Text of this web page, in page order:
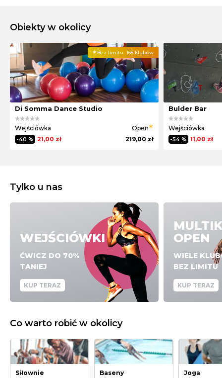
Obiekty w okolicy
Bez limitu: 165 klubów
Di Somma Dance Studio
Wejściówka
-40 % 21,00 zł
Open
219,00 zł
Bulder Bar
Wejściówka
-54 % 11,00 zł
Tylko u nas
WEJŚCIÓWKI
ĆWICZ DO 70%
TANIEJ
KUP TERAZ
OPEN
WIELE
BEZ LIMITU
KUP TERAZ
Co warto robić w okolicy
Siłownie
Baseny
Joga